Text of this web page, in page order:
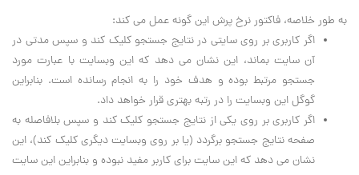
به طور خلاصه، فاکتور نرخ پرش این گونه عمل می کند:
اگر کاربری بر روی سایتی در نتایج جستجو کلیک کند و سپس مدتی در
آن سایت بماند، این نشان می دهد که این وبسایت با عبارت مورد
جستجو مرتبط بوده و هدف خود را به انجام رسانده است. بنابراین
گوگل این وبسایت را در رتبه بهتری قرار خواهد داد.
اگر کاربری بر روی یکی از نتایج جستجو کلیک کند و سپس بلافاصله به
صفحه نتایج جستجو برگردد (یا بر روی وبسایت دیگری کلیک کند)، این
نشان می دهد که این سایت برای کاربر مفید نبوده و بنابراین این سایت